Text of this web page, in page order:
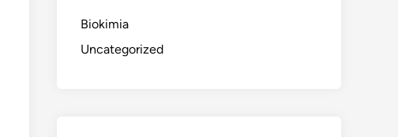
Biokimia
Uncategorized